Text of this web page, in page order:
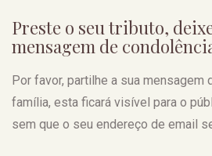
Preste o seu tributo,
mensagem de
Por favor, partilhe a sua mensagem
família, esta ficará visível para o
sem que o seu endereço de email